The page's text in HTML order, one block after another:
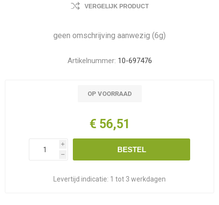
VERGELIJK PRODUCT
geen omschrijving aanwezig (6g)
Artikelnummer: 10-697476
OP VOORRAAD
€ 56,51
i
h
BESTEL
Levertijd indicatie: 1 tot 3 werkdagen